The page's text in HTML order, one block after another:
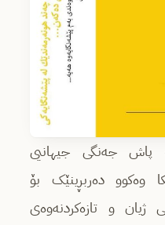
پاش جەنگی جیهانیی
وەکوو دەربڕینێک بۆ
ژیان و تازەکردنەوەی